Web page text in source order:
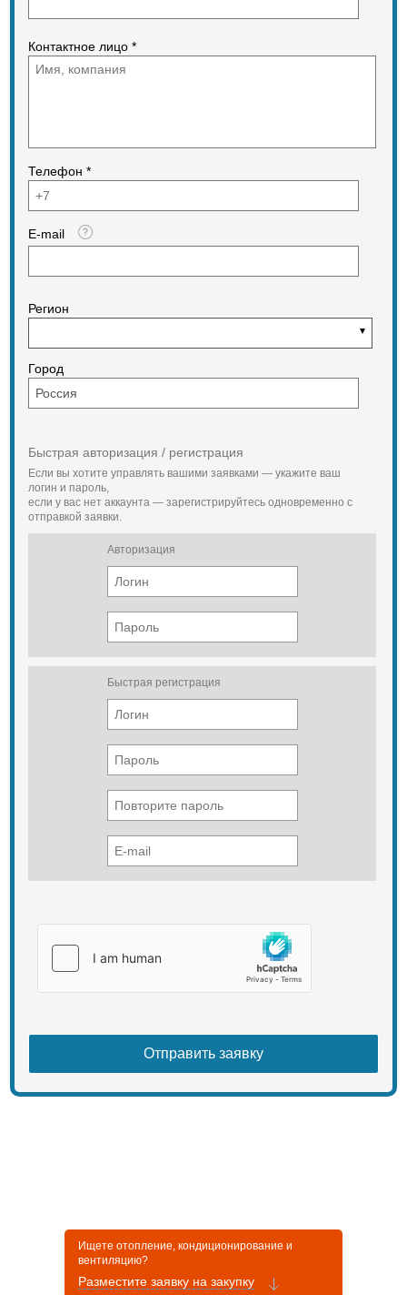
Контактное лицо *
Телефон *
E-mail
Регион
Город
Быстрая авторизация / регистрация
Если вы хотите управлять вашими заявками — укажите ваш
логин и пароль,
если у вас нет аккаунта — зарегистрируйтесь одновременно с
отправкой заявки.
Авторизация
Быстрая регистрация
Ищете отопление, кондиционирование и
вентиляцию?
Разместите заявку на закупку